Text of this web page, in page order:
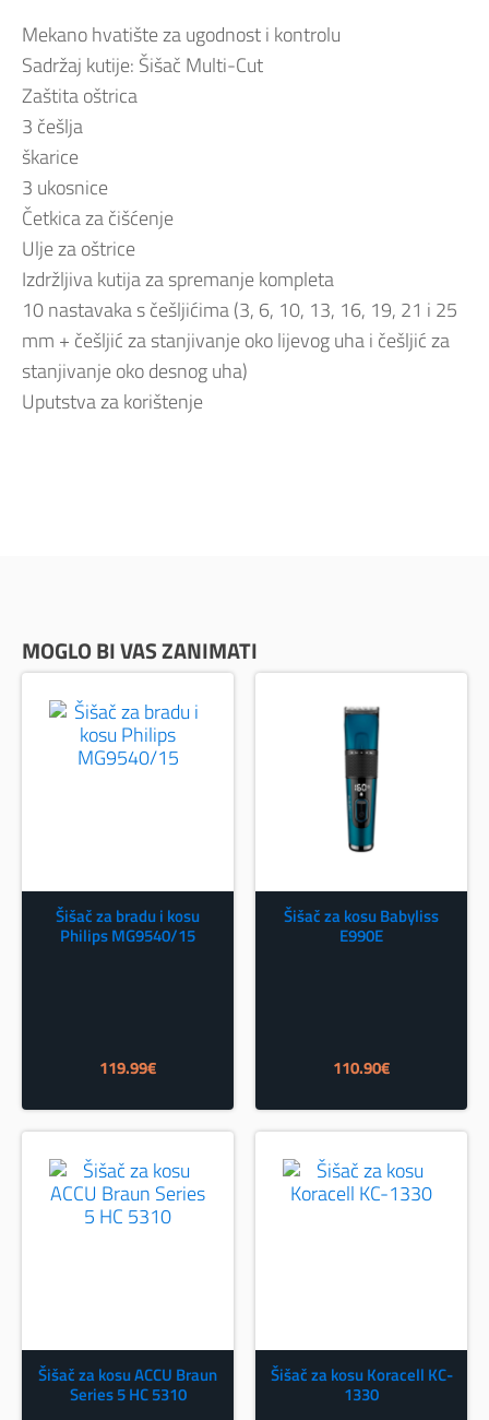
Mekano hvatište za ugodnost i kontrolu
Sadržaj kutije: Šišač Multi-Cut
Zaštita oštrica
3 češlja
škarice
3 ukosnice
Četkica za čišćenje
Ulje za oštrice
Izdržljiva kutija za spremanje kompleta
10 nastavaka s češljićima (3, 6, 10, 13, 16, 19, 21 i 25
mm + češljić za stanjivanje oko lijevog uha i češljić za
stanjivanje oko desnog uha)
Uputstva za korištenje
MOGLO BI VAS ZANIMATI
Šišač za bradu i kosu
Philips MG9540/15
119.99€
Šišač za kosu Babyliss
E990E
110.90€
Šišač za kosu ACCU Braun
Series 5 HC 5310
Šišač za kosu Koracell KC-
1330